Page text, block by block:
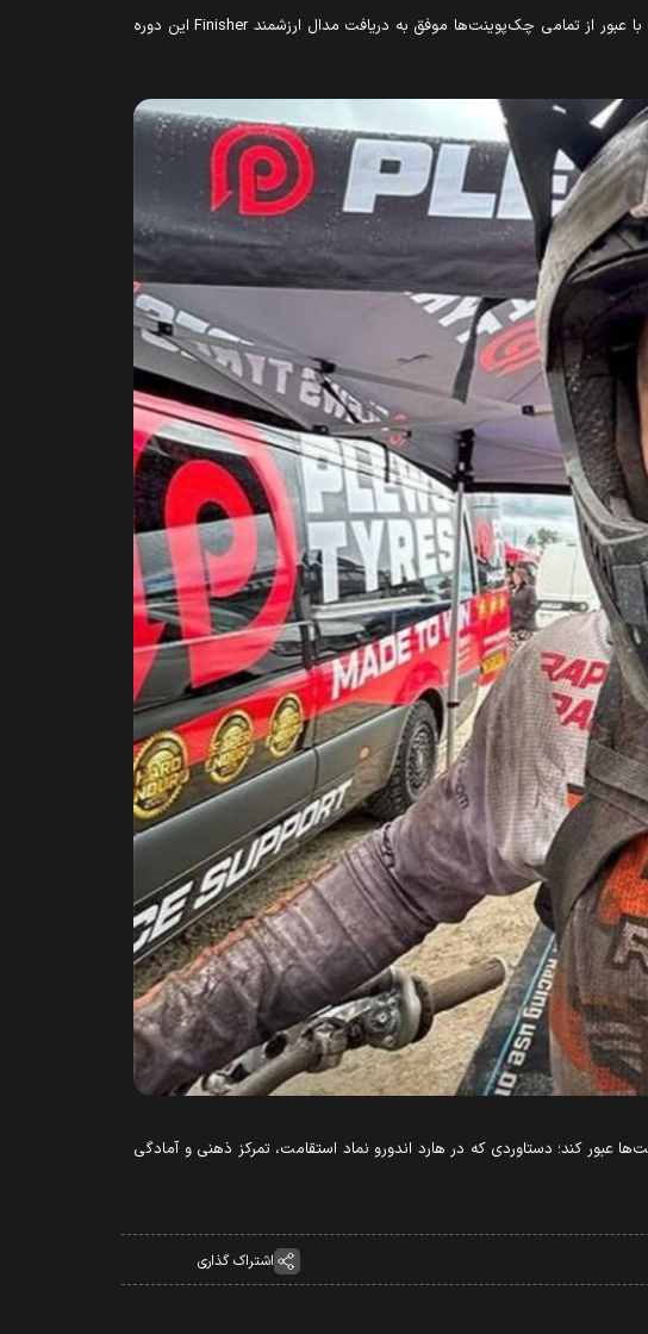
عبور از تمامی چک‌پوینت‌ها موفق به دریافت مدال ارزشمندFinisherاین دوره
کند؛ دستاوردی که در هارد اندورو نماد استقامت، تمرکز ذهنی و آمادگی
اشتراک گذاری